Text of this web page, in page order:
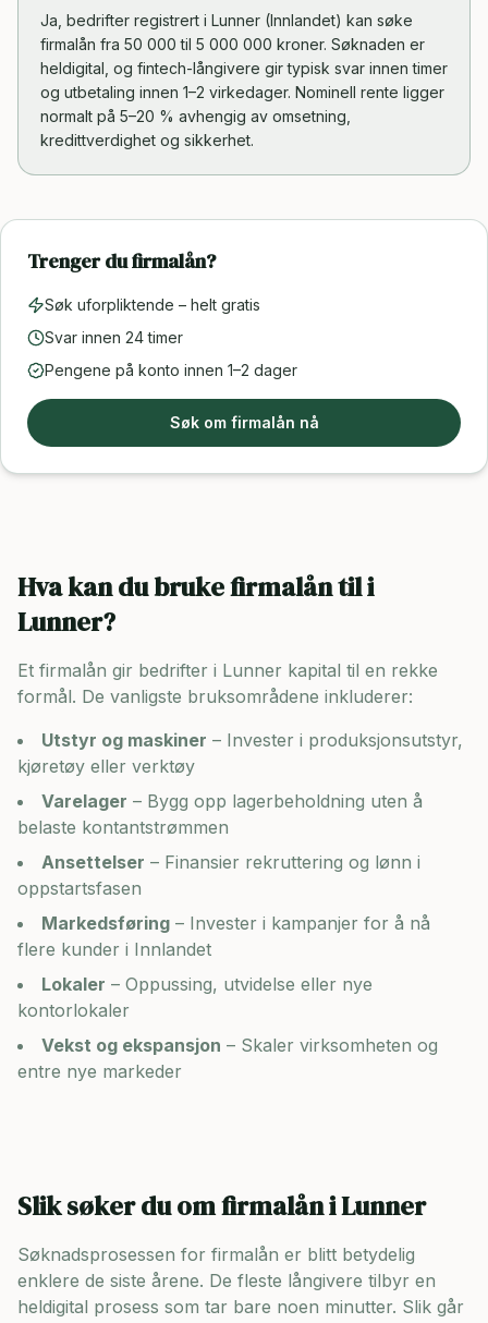
Ja, bedrifter registrert i Lunner (Innlandet) kan søke
firmalån fra 50 000 til 5 000 000 kroner. Søknaden er
heldigital, og fintech-långivere gir typisk svar innen timer
og utbetaling innen 1–2 virkedager. Nominell rente ligger
normalt på 5–20 % avhengig av omsetning,
kredittverdighet og sikkerhet.
Trenger du firmalån?
Søk uforpliktende – helt gratis
Svar innen 24 timer
Pengene på konto innen 1–2 dager
Søk om firmalån nå
Hva kan du bruke firmalån til i
Lunner?
Et firmalån gir bedrifter i Lunner kapital til en rekke
formål. De vanligste bruksområdene inkluderer:
Utstyr og maskiner – Invester i produksjonsutstyr,
kjøretøy eller verktøy
Varelager – Bygg opp lagerbeholdning uten å
belaste kontantstrømmen
Ansettelser – Finansier rekruttering og lønn i
oppstartsfasen
Markedsføring – Invester i kampanjer for å nå
flere kunder i Innlandet
Lokaler – Oppussing, utvidelse eller nye
kontorlokaler
Vekst og ekspansjon – Skaler virksomheten og
entre nye markeder
Slik søker du om firmalån iLunner
Søknadsprosessen for firmalån er blitt betydelig
enklere de siste årene. De fleste långivere tilbyr en
heldigital prosess som tar bare noen minutter. Slik går